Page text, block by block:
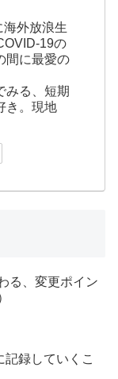
外放浪生
19の
間に最愛の
みる、短期
き。現地
る、変更ポイン
記録していくこ